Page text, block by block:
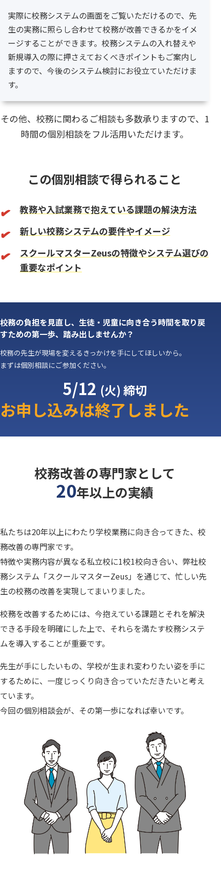
実際に校務システムの画面をご覧いただけるので、先
生の実務に照らし合わせて校務が改善できるかをイメ
ージすることができます。校務システムの入れ替えや
新規導入の際に押さえておくべきポイントもご案内し
ますので、今後のシステム検討にお役立ていただけま
す。
その他、校務に関わるご相談も多数承りますので、1
時間の個別相談をフル活用いただけます。
この個別相談で得られること
教務や入試業務で抱えている課題の解決方法
新しい校務システムの要件やイメージ
スクールマスターZeusの特徴やシステム選びの
重要なポイント
校務の負担を見直し、 生徒・児童に向き合う時間を取り戻
すための第一歩、踏み出しませんか？
校務の先生が現場を変えるきっかけを手にしてほしいから。
まずは個別相談にご参加ください。
5/12 (火) 締切
お申し込みは終了しました
校務改善の専門家として
20年以上の実績
私たちは20年以上にわたり学校業務に向き合ってきた、校
務改善の専門家です。
特徴や実務内容が異なる私立校に1校1校向き合い、弊社校
務システム「スクールマスターZeus」を通じて、忙しい先
生の校務の改善を実現してまいりました。
校務を改善するためには、今抱えている課題とそれを解決
できる手段を明確にした上で、それらを満たす校務システ
ムを導入することが重要です。
先生が手にしたいもの、学校が生まれ変わりたい姿を手に
するために、一度じっくり向き合っていただきたいと考え
ています。
今回の個別相談会が、その第一歩になれば幸いです。